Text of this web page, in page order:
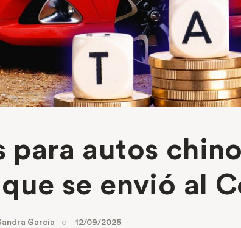
para autos
se envió al
García 12/09/2025